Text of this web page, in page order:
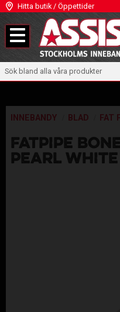
Meny
Hitta butik / Öppettider
INNEBANDY BLAD FAT
FATPIPE
PEARL WHITE